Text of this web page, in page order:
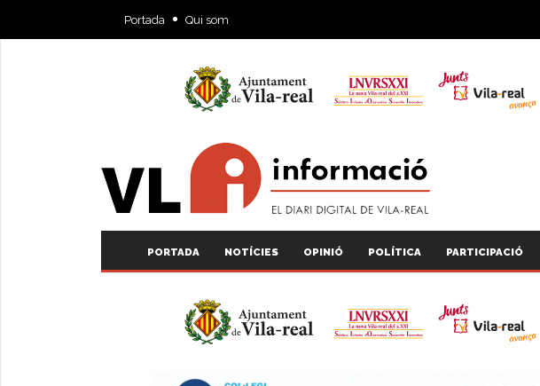
Portada Qui som
PORTADA NOTÍCIES OPINIÓ POLÍTICA PARTICIPACIÓ